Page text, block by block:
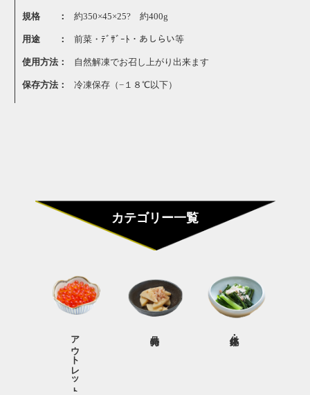
規格 ： 約350×45×25? 約400g
用途 ： 前菜・ﾃﾞｻﾞｰﾄ・あしらい等
使用方法： 自然解凍でお召し上がり出来ます
保存方法： 冷凍保存（−１８℃以下）
カテゴリー一覧
アウトレット商品